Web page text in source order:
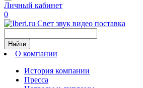
Личный кабинет
0
Свет звук видео поставка
Найти
О компании
История компании
Пресса